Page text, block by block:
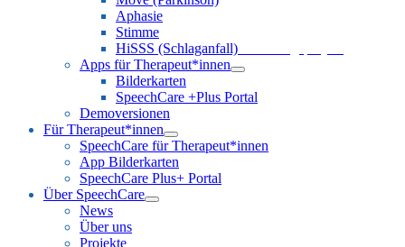
Aphasie
Stimme
HiSSS (Schlaganfall)
Apps für Therapeut*innen
Bilderkarten
SpeechCare +Plus Portal
Demoversionen
Für Therapeut*innen
SpeechCare für Therapeut*innen
App Bilderkarten
SpeechCare Plus+ Portal
Über SpeechCare
News
Über uns
Projekte